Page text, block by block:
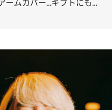
ームカバー…ギフトにも、